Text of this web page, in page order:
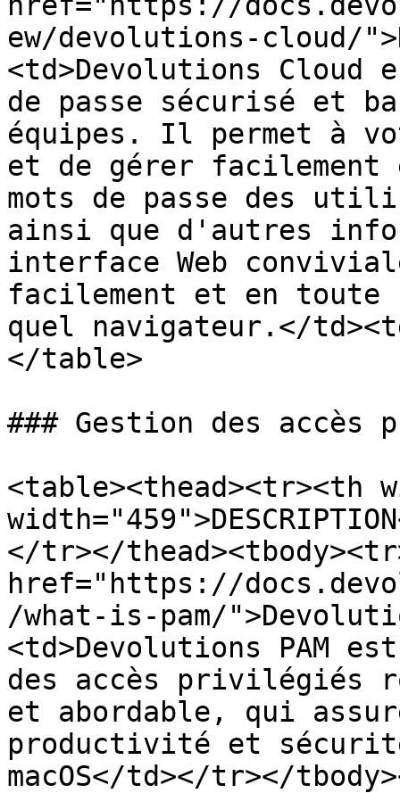
ew/devolutions-cloud/
<td>Devolutions Cloud
de passe sécurisé et
équipes. Il permet à
et de gérer
mots de passe des
ainsi que d'autres
interface Web
facilement et en toute
quel navigateur.</
</table>
### Gestion des accès
<table><thead><tr><th
</tr></
href="https://
/what-is-pam/
<td>Devolutions PAM
des accès privilégiés
et abordable, qui
productivité et
macOS</td></tr></